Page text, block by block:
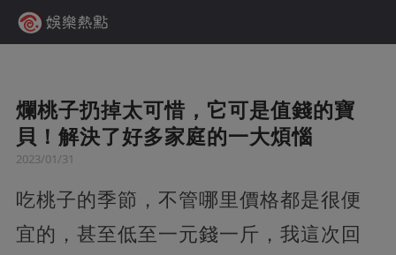
爛桃子扔掉太可惜，它可是值錢的寶
貝！解決了好多家庭的一大煩惱
2023/01/31
吃桃子的季節，不管哪里價格都是很便
宜的，甚至低至一元錢一斤，我這次回